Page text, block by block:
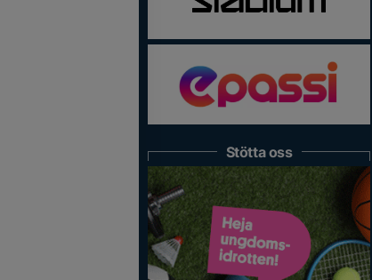
Stötta oss